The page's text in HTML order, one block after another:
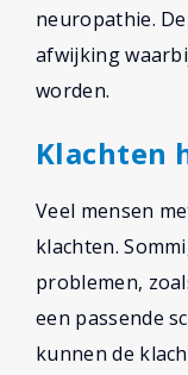
neuropathie.
afwijking
worden.
Klachten
Veel mensen
klachten.
problemen,
een passende
kunnen de